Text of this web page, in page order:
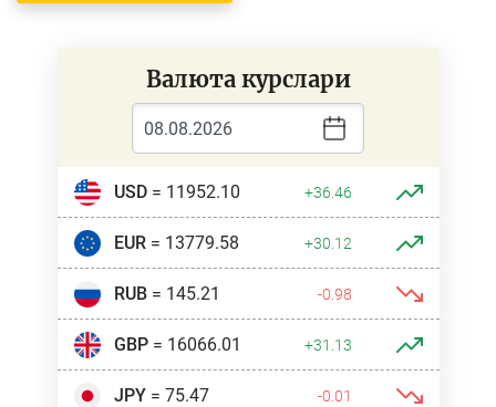
Валюта курслари
USD= 11952.10 +36.46
EUR= 13779.58 +30.12
RUB= 145.21 -0.98
GBP= 16066.01 +31.13
JPY= 75.47 -0.01